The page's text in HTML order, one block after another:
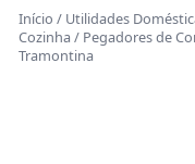
Início / Utilidades
Cozinha / Pegadores de
Tramontina